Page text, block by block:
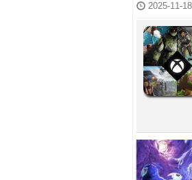
2025-11-18